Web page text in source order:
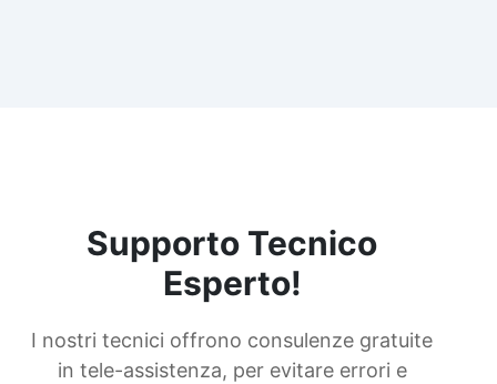
Supporto Tecnico
Esperto!
I nostri tecnici offrono consulenze gratuite
in tele-assistenza, per evitare errori e